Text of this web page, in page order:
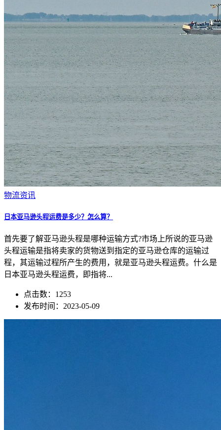
物流资讯
日本亚马逊头程运费是多少？怎么算？
首先要了解亚马逊头程是哪种运输方式?市场上所说的亚马逊
头程运输是指将卖家的货物送到指定的亚马逊仓库的运输过
程，其运输过程所产生的费用，就是亚马逊头程运费。什么是
日本亚马逊头程运费，即指将...
点击数：1253
发布时间：2023-05-09